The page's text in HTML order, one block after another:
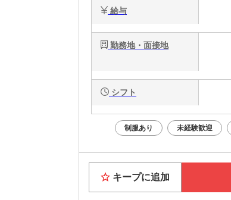
給与
勤務地・面接地
シフト
制服あり 未経験歓迎
キープに追加